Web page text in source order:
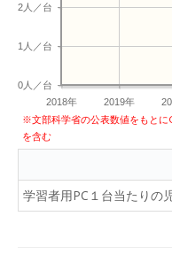
2018年 2019年
0人／台
1人／台
2人／台
※文部科学省の公表数値をもとに
を含む
学習者用PC１台当たりの